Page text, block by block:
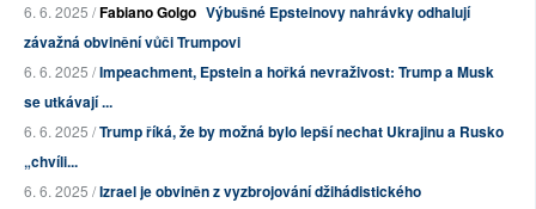
6. 6. 2025 /Fabiano Golgo Výbušné Epsteinovy nahrávky odhalují
závažná obvinění vůči Trumpovi
6. 6. 2025 /Impeachment, Epstein a hořká nevraživost: Trump a Musk
se utkávají ...
6. 6. 2025 /Trump říká, že by možná bylo lepší nechat Ukrajinu a Rusko
„chvíli...
6. 6. 2025 /Izrael je obviněn z vyzbrojování džihádistického